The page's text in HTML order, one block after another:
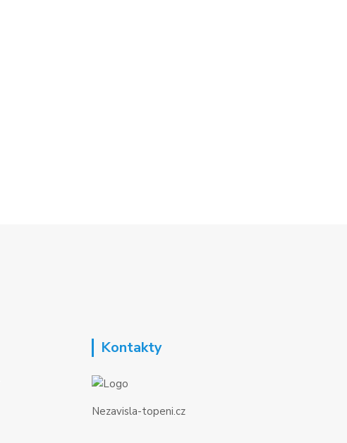
Kontakty
Nezavisla-topeni.cz